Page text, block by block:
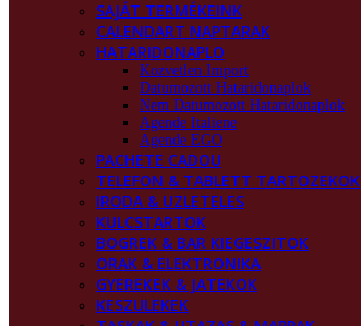
SAJÁT TERMÉKEINK
CALENDART NAPTARAK
HATARIDONAPLO
Kozvetlen Import
Datumozott Hataridonaplok
Nem Datumozott Hataridonaplok
Agende Italiene
Agende EGO
PACHETE CADOU
TELEFON & TABLETT TARTOZEKOK
IRODA & UZLETELES
KULCSTARTOK
BOGREK & BAR KIEGESZITOK
ORAK & ELEKTRONIKA
GYEREKEK & JATEKOK
KESZULEKEK